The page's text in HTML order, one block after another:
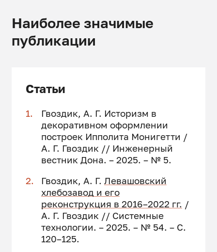
Наиболее значимые
публикации
Статьи
Гвоздик, А. Г. Историзм в
декоративном оформлении
построек Ипполита Монигетти /
А. Г. Гвоздик // Инженерный
вестник Дона. – 2025. – № 5.
Гвоздик, А. Г. Левашовский
хлебозавод и его
реконструкция в 2016–2022 гг. /
А. Г. Гвоздик // Системные
технологии. – 2025. – № 54. – С.
120–125.